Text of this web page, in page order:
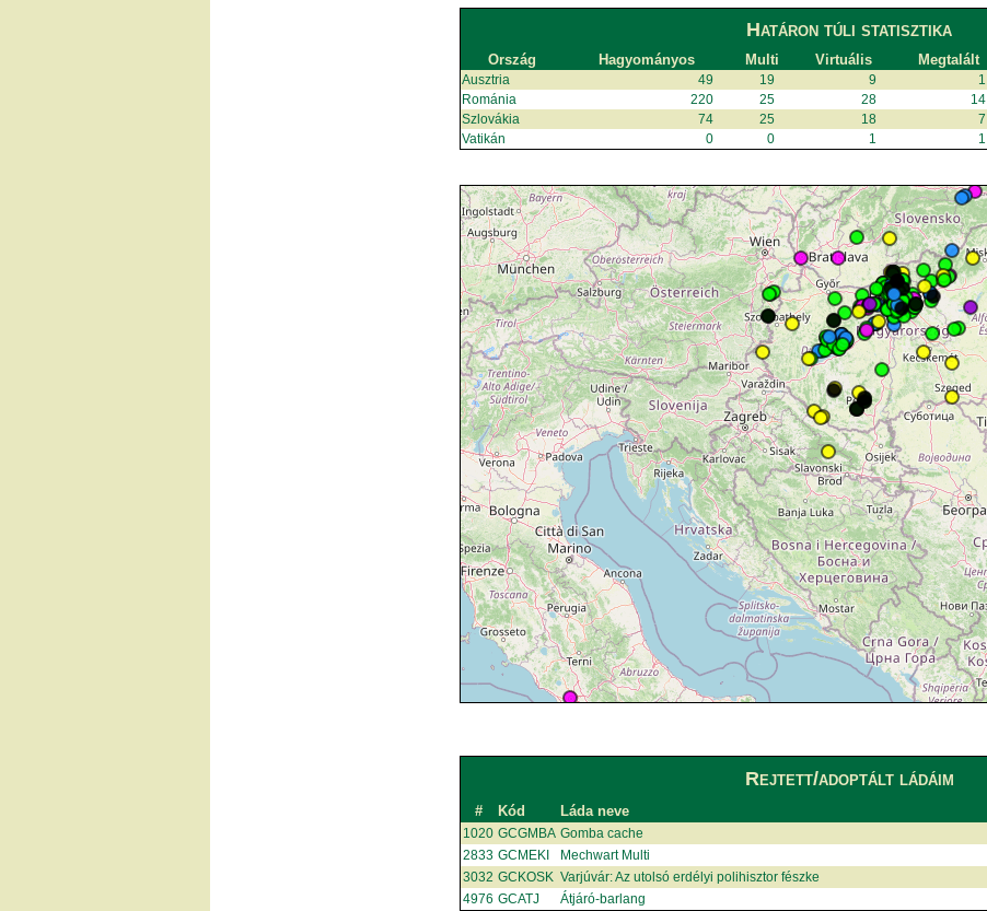
Határon túli statisztika
Ország Hagyományos Multi Virtuális Megtalált
Ausztria 49 19 9 1
Románia
220 25 28 14
Szlovákia
74 25 18 7
Vatikán
0 0 1 1
Rejtett/adoptált ládáim
# Kód Láda neve
1020 GCGMBA Gomba cache
2833 GCMEKI Mechwart Multi
3032 GCKOSK Varjúvár: Az utolsó erdélyi polihisztor fészke
4976 GCATJ Átjáró-barlang